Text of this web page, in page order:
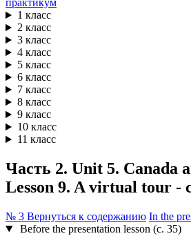
практикум
1 класс
2 класс
3 класс
4 класс
5 класс
6 класс
7 класс
8 класс
9 класс
10 класс
11 класс
Часть 2. Unit 5. Canada
Lesson 9. A virtual tour -
№ 3 Вернуться к содержанию In the
Before the presentation lesson (с. 35)